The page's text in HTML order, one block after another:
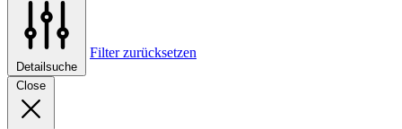
Detailsuche
Filter zurücksetzen
Close